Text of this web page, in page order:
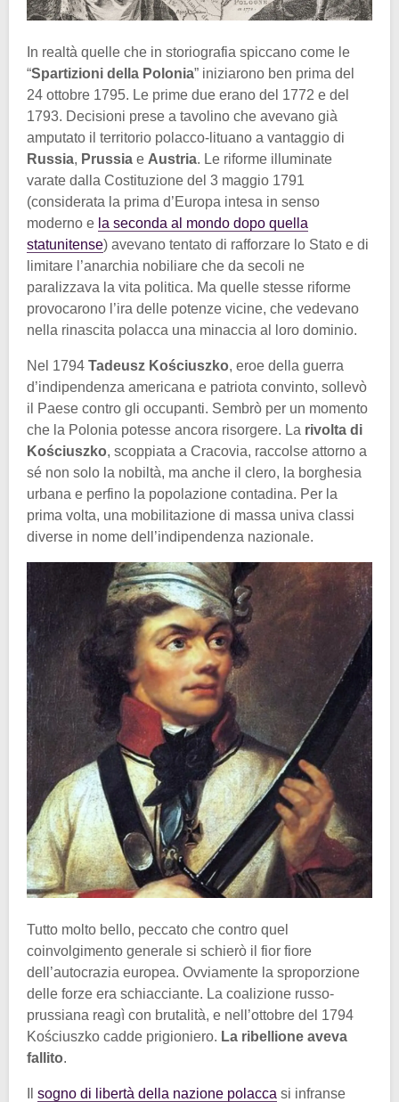
In realtà quelle che in storiografia spiccano come le
“Spartizioni della Polonia” iniziarono ben prima del
24 ottobre 1795. Le prime due erano del 1772 e del
1793. Decisioni prese a tavolino che avevano già
amputato il territorio polacco-lituano a vantaggio di
Russia, Prussia e Austria. Le riforme illuminate
varate dalla Costituzione del 3 maggio 1791
(considerata la prima d’Europa intesa in senso
moderno e la seconda al mondo dopo quella
statunitense) avevano tentato di rafforzare lo Stato e di
limitare l’anarchia nobiliare che da secoli ne
paralizzava la vita politica. Ma quelle stesse riforme
provocarono l’ira delle potenze vicine, che vedevano
nella rinascita polacca una minaccia al loro dominio.
Nel 1794 Tadeusz Kościuszko, eroe della guerra
d’indipendenza americana e patriota convinto, sollevò
il Paese contro gli occupanti. Sembrò per un momento
che la Polonia potesse ancora risorgere. La rivolta di
Kościuszko, scoppiata a Cracovia, raccolse attorno a
sé non solo la nobiltà, ma anche il clero, la borghesia
urbana e perfino la popolazione contadina. Per la
prima volta, una mobilitazione di massa univa classi
diverse in nome dell’indipendenza nazionale.
Tutto molto bello, peccato che contro quel
coinvolgimento generale si schierò il fior fiore
dell’autocrazia europea. Ovviamente la sproporzione
delle forze era schiacciante. La coalizione russo-
prussiana reagì con brutalità, e nell’ottobre del 1794
Kościuszko cadde prigioniero. La ribellione aveva
fallito.
sogno di libertà della nazione polacca si infranse